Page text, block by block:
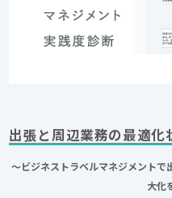
出張と周辺業務の最適化
～ビジネストラベルマネジメントで
大化